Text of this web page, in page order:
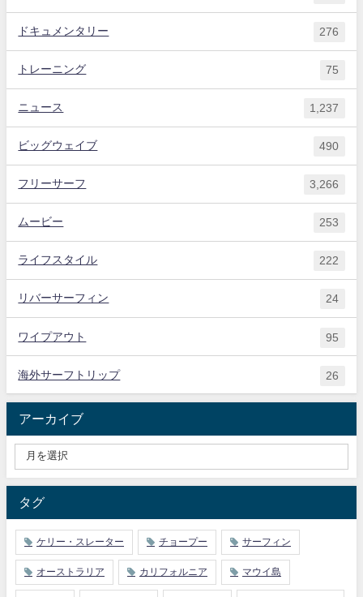
ドキュメンタリー 276
トレーニング 75
ニュース 1,237
ビッグウェイブ 490
フリーサーフ 3,266
ムービー 253
ライフスタイル 222
リバーサーフィン 24
ワイプアウト 95
海外サーフトリップ 26
アーカイブ
タグ
ケリー・スレーター チョープー サーフィン
オーストラリア カリフォルニア マウイ島